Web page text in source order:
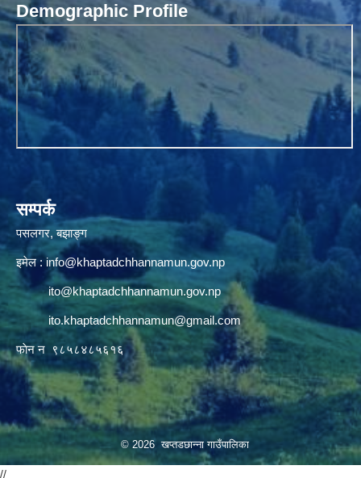
Demographic Profile
सम्पर्क
पसलगर, बझाङ्ग
इमेल : info@khaptadchhannamun.gov.np
ito@khaptadchhannamun.gov.np
ito.khaptadchhannamun@gmail.com
फाेन न‌‍‍ ९८५८४८५६१६
© 2026 खप्तडछान्ना गाउँपालिका
//